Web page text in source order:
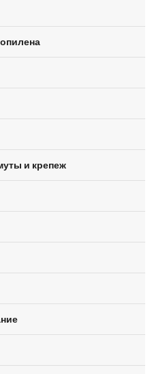
и крепеж